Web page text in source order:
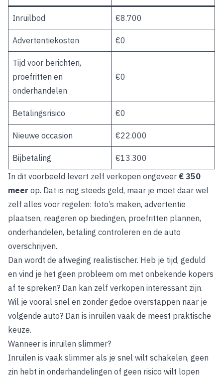
Inruilbod €8.700
Advertentiekosten €0
Tijd voor berichten,
proefritten en
onderhandelen
€0
Betalingsrisico €0
Nieuwe occasion €22.000
Bijbetaling
€13.300
In dit voorbeeld levert zelf verkopen ongeveer € 350
meer op. Dat is nog steeds geld, maar je moet daar wel
zelf alles voor regelen: foto’s maken, advertentie
plaatsen, reageren op biedingen, proefritten plannen,
onderhandelen, betaling controleren en de auto
overschrijven.
Dan wordt de afweging realistischer. Heb je tijd, geduld
en vind je het geen probleem om met onbekende kopers
af te spreken? Dan kan zelf verkopen interessant zijn.
Wil je vooral snel en zonder gedoe overstappen naar je
volgende auto? Dan is inruilen vaak de meest praktische
keuze.
Wanneer is inruilen slimmer?
Inruilen is vaak slimmer als je snel wilt schakelen, geen
zin hebt in onderhandelingen of geen risico wilt lopen